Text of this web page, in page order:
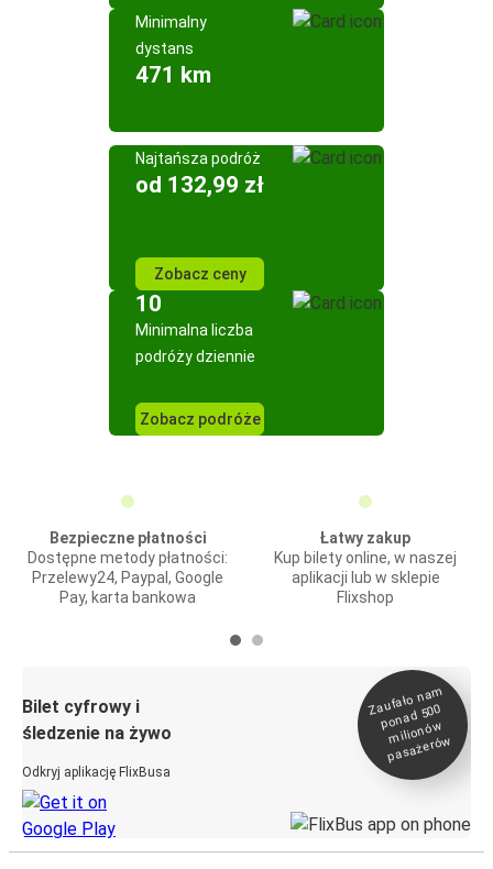
Minimalny
dystans
471 km
Najtańsza podróż
od 132,99 zł
Zobacz ceny
10
Minimalna liczba
podróży dziennie
Zobacz podróże
Bezpieczne płatności
Dostępne metody płatności:
Przelewy24, Paypal, Google
Pay, karta bankowa
Łatwy zakup
Kup bilety online, w naszej
aplikacji lub w sklepie
Flixshop
Bilet cyfrowy i
śledzenie na żywo
Odkryj aplikację FlixBusa
Zaufało na
m
ponad 500
milionó
w
pasażeró
w